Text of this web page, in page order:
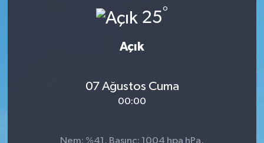
25°
Açık
07 Ağustos Cuma
00:00
Nem: %41, Basınç: 1004 hpa hPa,